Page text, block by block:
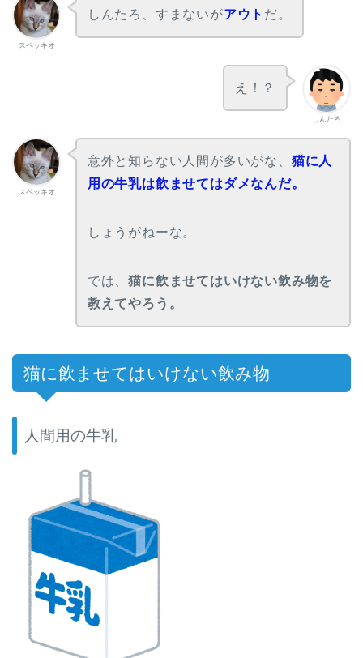
スペッキオ
しんたろ、すまないがアウト だ。
しんたろ
え！？
スペッキオ
意外と知らない人間が多いがな、 猫に人
用の牛乳は飲ませてはダメなんだ。
しょうがねーな。
では、猫に飲ませてはいけない飲み物を
教えてやろう。
猫に飲ませてはいけない飲み物
人間用の牛乳